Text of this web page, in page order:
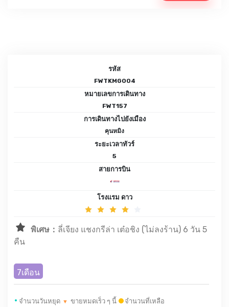
รหัส
FWTKMG004
หมายเลขการเดินทาง
FWT157
การเดินทางไปยังเมือง
คุนหมิง
ระยะเวลาทัวร์
5
สายการบิน
โรงแรม ดาว
7เดือน